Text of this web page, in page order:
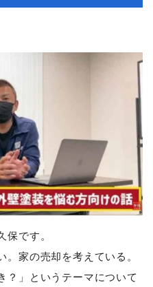
保です。
家の売却を考えている。
？」というテーマについて